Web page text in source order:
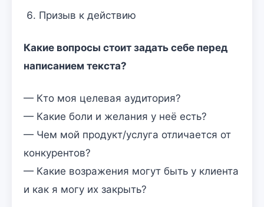
Призыв к действию
Какие вопросы стоит задать себе перед
написанием текста?
— Кто моя целевая аудитория?
— Какие боли и желания у неё есть?
— Чем мой продукт/услуга отличается от
конкурентов?
— Какие возражения могут быть у клиента
и как я могу их закрыть?